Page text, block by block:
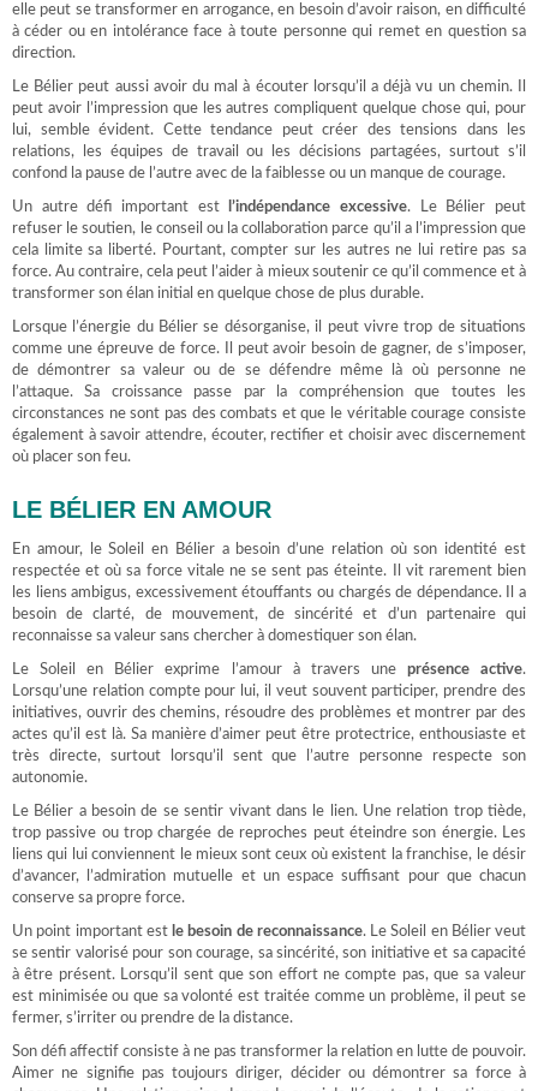
elle peut se transformer en arrogance, en besoin d’avoir raison, en difficulté
à céder ou en intolérance face à toute personne qui remet en question sa
direction.
Le Bélier peut aussi avoir du mal à écouter lorsqu’il a déjà vu un chemin. Il
peut avoir l’impression que les autres compliquent quelque chose qui, pour
lui, semble évident. Cette tendance peut créer des tensions dans les
relations, les équipes de travail ou les décisions partagées, surtout s’il
confond la pause de l’autre avec de la faiblesse ou un manque de courage.
Un autre défi important est l’indépendance excessive. Le Bélier peut
refuser le soutien, le conseil ou la collaboration parce qu’il a l’impression que
cela limite sa liberté. Pourtant, compter sur les autres ne lui retire pas sa
force. Au contraire, cela peut l’aider à mieux soutenir ce qu’il commence et à
transformer son élan initial en quelque chose de plus durable.
Lorsque l’énergie du Bélier se désorganise, il peut vivre trop de situations
comme une épreuve de force. Il peut avoir besoin de gagner, de s’imposer,
de démontrer sa valeur ou de se défendre même là où personne ne
l’attaque. Sa croissance passe par la compréhension que toutes les
circonstances ne sont pas des combats et que le véritable courage consiste
également à savoir attendre, écouter, rectifier et choisir avec discernement
où placer son feu.
LE BÉLIER EN AMOUR
En amour, le Soleil en Bélier a besoin d’une relation où son identité est
respectée et où sa force vitale ne se sent pas éteinte. Il vit rarement bien
les liens ambigus, excessivement étouffants ou chargés de dépendance. Il a
besoin de clarté, de mouvement, de sincérité et d’un partenaire qui
reconnaisse sa valeur sans chercher à domestiquer son élan.
Le Soleil en Bélier exprime l’amour à travers une présence active.
Lorsqu’une relation compte pour lui, il veut souvent participer, prendre des
initiatives, ouvrir des chemins, résoudre des problèmes et montrer par des
actes qu’il est là. Sa manière d’aimer peut être protectrice, enthousiaste et
très directe, surtout lorsqu’il sent que l’autre personne respecte son
autonomie.
Le Bélier a besoin de se sentir vivant dans le lien. Une relation trop tiède,
trop passive ou trop chargée de reproches peut éteindre son énergie. Les
liens qui lui conviennent le mieux sont ceux où existent la franchise, le désir
d’avancer, l’admiration mutuelle et un espace suffisant pour que chacun
conserve sa propre force.
Un point important est le besoin de reconnaissance. Le Soleil en Bélier veut
se sentir valorisé pour son courage, sa sincérité, son initiative et sa capacité
à être présent. Lorsqu’il sent que son effort ne compte pas, que sa valeur
est minimisée ou que sa volonté est traitée comme un problème, il peut se
fermer, s’irriter ou prendre de la distance.
Son défi affectif consiste à ne pas transformer la relation en lutte de pouvoir.
Aimer ne signifie pas toujours diriger, décider ou démontrer sa force à